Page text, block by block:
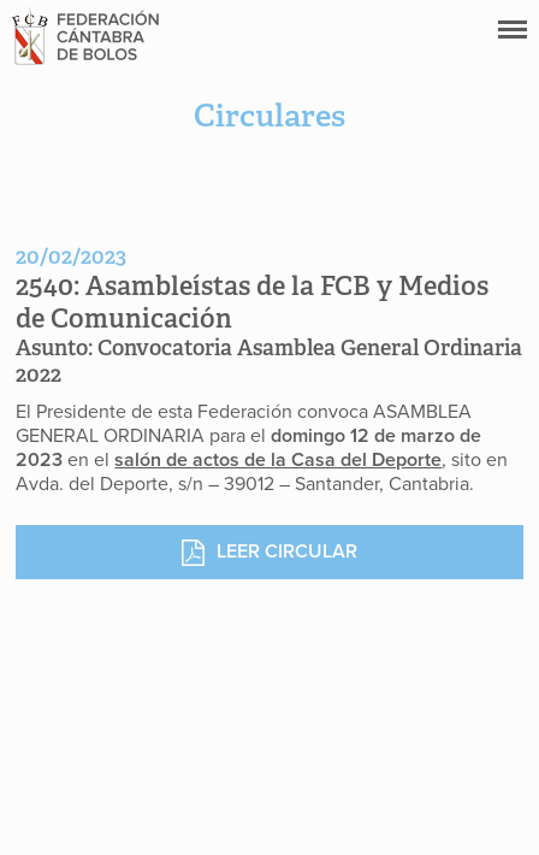
Circulares
20/02/2023
2540:Asambleístas de la FCB y Medios
de Comunicación
Asunto:Convocatoria Asamblea General Ordinaria
2022
El Presidente de esta Federación convoca ASAMBLEA
GENERAL ORDINARIA para eldomingo 12 de marzo de
2023 en elsalón de actos de la Casa del Deporte, sito en
Avda. del Deporte, s/n – 39012 – Santander, Cantabria.
LEER CIRCULAR